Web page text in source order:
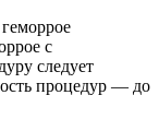
с
следует
процедур — до